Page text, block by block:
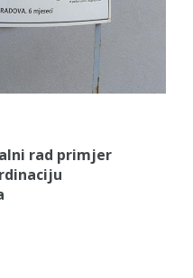
rad primjer